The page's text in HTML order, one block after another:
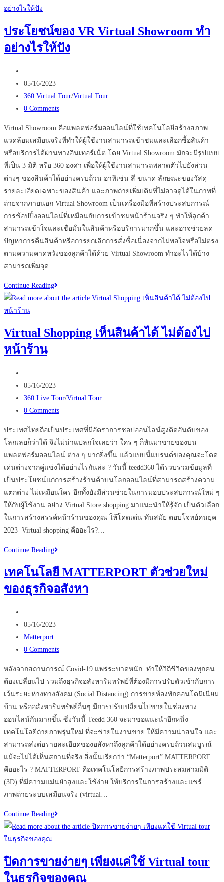
พลาด
การ
ธุรกิจ
อสัง
หา
ประโยชน์ของ VR Virtual Showroom ทำ
อย่างไรให้ปัง
author:
Post
published:
05/16/2023
Post
category:
360 Virtual Tour/Virtual Tour
Post
0 Comments
Virtual Showroom คือแพลตฟอร์มออนไลน์ที่ใช้เทคโนโลยีสร้างสภาพ
แวดล้อมเสมือนจริงที่ทำให้ผู้ใช้งานสามารถเข้าชมและเลือกซื้อสินค้า
หรือบริการได้ผ่านทางอินเทอร์เน็ต โดย Virtual Showroom มักจะมีรูปแบบ
ที่เป็น 3 มิติ หรือ 360 องศา เพื่อให้ผู้ใช้งานสามารถพลาดตัวไปยังส่วน
ต่างๆ ของสินค้าได้อย่างครบถ้วน อาทิเช่น สี ขนาด ลักษณะของวัสดุ
รายละเอียดเฉพาะของสินค้า และภาพถ่ายเพิ่มเติมที่ไม่อาจดูได้ในภาพที่
ถ่ายจากภายนอก Virtual Showroom เป็นเครื่องมือที่สร้างประสบการณ์
การช้อปปิ้งออนไลน์ที่เหมือนกับการเข้าชมหน้าร้านจริง ๆ ทำให้ลูกค้า
สามารถเข้าใจและเชื่อมั่นในสินค้าหรือบริการมากขึ้น และอาจช่วยลด
ปัญหาการคืนสินค้าหรือการยกเลิกการสั่งซื้อเนื่องจากไม่พอใจหรือไม่ตรง
ตามความคาดหวังของลูกค้าได้ด้วย Virtual Showroom ทำอะไรได้บ้าง
สามารถเพิ่มจุด…
Continue Readingประโยชน์
ของ
Showroom
ปัง
Virtual Shopping เห็นสินค้าได้ ไม่ต้องไป
หน้าร้าน
author:
Post
published:
05/16/2023
Post
category:
360 Live Tour/Virtual Tour
Post
0 Comments
ประเทศไทยถือเป็นประเทศที่มีอัตราการชอปออนไลน์สูงติดอันดับของ
โลกเลยก็ว่าได้ จึงไม่น่าแปลกใจเลยว่า ใคร ๆ ก็หันมาขายของบน
แพลตฟอร์มออนไลน์ ต่าง ๆ มากยิ่งขึ้น แล้วแบบนี้แบรนด์ของคุณจะโดด
เด่นต่างจากคู่แข่งได้อย่างไรกันล่ะ ? วันนี้ teedd360 ได้รวบรวมข้อมูลที่
เป็นประโยชน์แก่การสร้างร้านค้าบนโลกออนไลน์ที่สามารถสร้างความ
แตกต่าง ไม่เหมือนใคร อีกทั้งยังมีส่วนช่วยในการมอบประสบการณ์ใหม่ ๆ
ให้กับผู้ใช้งาน อย่าง Virtual Store shopping มาแนะนำให้รู้จัก เป็นตัวเลือก
ในการสร้างสรรค์หน้าร้านของคุณ ให้โดดเด่น ทันสมัย ตอบโจทย์คนยุค
2023 Virtual shopping คืออะไร?…
Continue ReadingVirtual
เห็น
สินค้า
ต้อง
หน้า
เทคโนโลยี MATTERPORT ตัวช่วยใหม่
ของธุรกิจอสังหา
author:
Post
published:
05/16/2023
Post
category:
Matterport
Post
0 Comments
หลังจากสถานการณ์ Covid-19 แพร่ระบาดหนัก ทำให้วิถีชีวิตของทุกคน
ต้องเปลี่ยนไป รวมถึงธุรกิจอสังหาริมทรัพย์ที่ต้องมีการปรับตัวเข้ากับการ
เว้นระยะห่างทางสังคม (Social Distancing) การขายห้องพักคอนโดมิเนียม
บ้าน หรืออสังหาริมทรัพย์อื่นๆ มีการปรับเปลี่ยนไปขายในช่องทาง
ออนไลน์กันมากขึ้น ซึ่งวันนี้ Teedd 360 จะมาขอแนะนำอีกหนึ่ง
เทคโนโลยีถ่ายภาพรุ่นใหม่ ที่จะช่วยในงานขาย ให้มีความน่าสนใจ และ
สามารถส่งต่อรายละเอียดของอสังหาถึงลูกค้าได้อย่างครบถ้วนสมบูรณ์
แม้จะไม่ได้เห็นสถานที่จริง สิ่งนั้นเรียกว่า “Matterport” MATTERPORT
คืออะไร ? MATTERPORT คือเทคโนโลยีการสร้างภาพประสมสามมิติ
(3D) ที่มีความแม่นยำสูงและใช้ง่าย ให้บริการในการสร้างและแชร์
ภาพถ่ายระบบเสมือนจริง (virtual…
Continue Readingเทคโนโลยี
MATTERPORT
ใหม่
ของ
ปิดการขายง่ายๆ เพียงแค่ใช้ Virtual tour
ในธุรกิจของคุณ